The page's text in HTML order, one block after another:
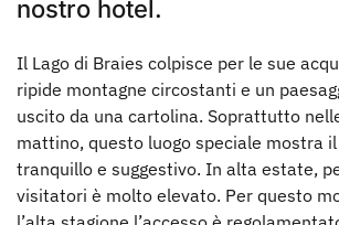
nostro hotel.
Il Lago di Braies colpisce per le sue
ripide montagne circostanti e un
uscito da una cartolina. Soprattutto
mattino, questo luogo speciale mostra
tranquillo e suggestivo. In alta estate,
visitatori è molto elevato. Per questo